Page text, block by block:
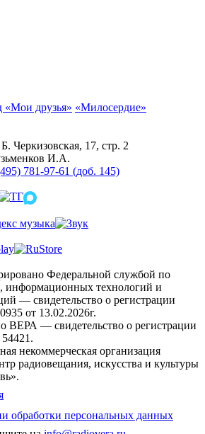
друзья» «Милосердие»
Черкизовская, 17, стр. 2
И.А.
781-97-61 (доб. 145)
Федеральной службой по
информационных технологий и
— свидетельство о регистрации
от 13.02.2026г.
ВЕРА — свидетельство о регистрации
некоммерческая организация
радиовещания, искусства и культуры
обработки персональных данных